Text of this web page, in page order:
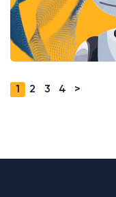
1 2 3 4 >